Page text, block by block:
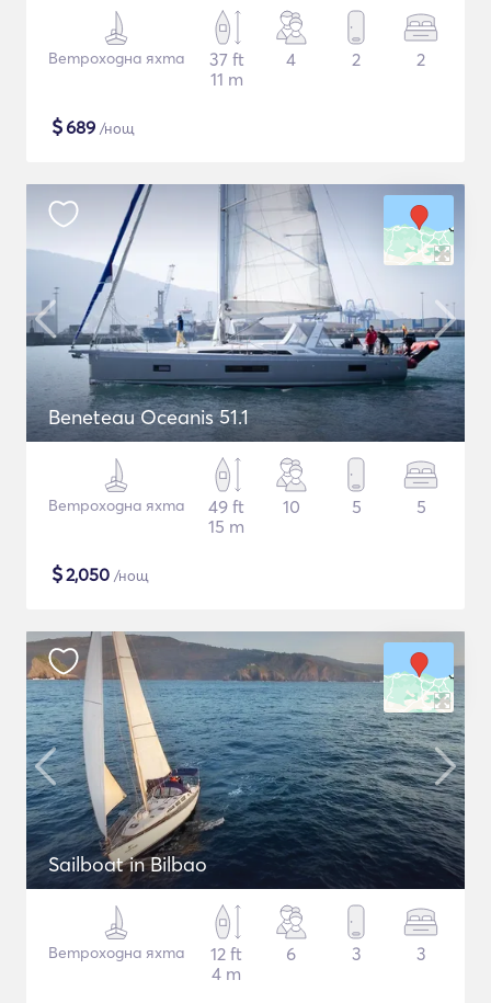
Ветроходна яхта
37 ft
11 m
4 2 2
$689 /нощ
Beneteau Oceanis 51.1
Ветроходна яхта
49 ft
15 m
10 5 5
$2,050 /нощ
Sailboat in Bilbao
Ветроходна яхта
12 ft
4 m
6 3 3